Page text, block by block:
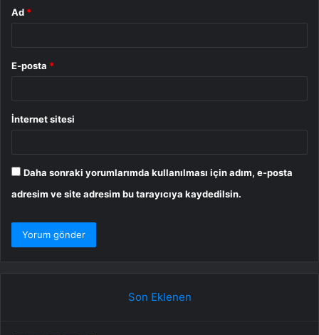
Ad *
E-posta *
İnternet sitesi
Daha sonraki yorumlarımda kullanılması için adım, e-posta
adresim ve site adresim bu tarayıcıya kaydedilsin.
Son Eklenen